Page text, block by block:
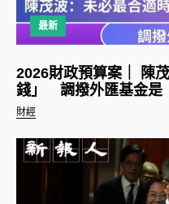
最新
財經
2026財政預算案｜ 陳
錢」 調撥外匯基金是